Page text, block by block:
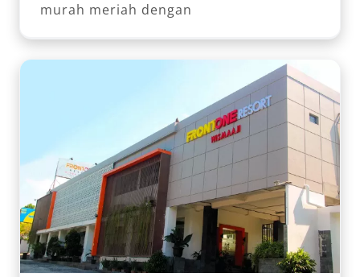
murah meriah dengan